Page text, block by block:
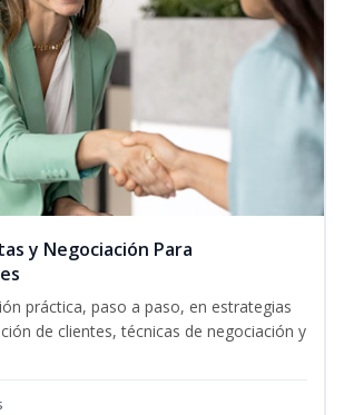
y Negociación Para
práctica, paso a paso, en estrategias
de clientes, técnicas de negociación y